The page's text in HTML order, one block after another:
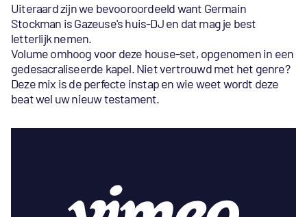
Uiteraard zijn we bevooroordeeld want Germain
Stockman is Gazeuse's huis-DJ en dat mag je best
letterlijk nemen.
Volume omhoog voor deze house-set, opgenomen in een
gedesacraliseerde kapel. Niet vertrouwd met het genre?
Deze mix is de perfecte instap en wie weet wordt deze
beat wel uw nieuw testament.